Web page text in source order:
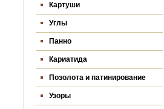
Картуши
Углы
Панно
Кариатида
Позолота и патинирование
Узоры